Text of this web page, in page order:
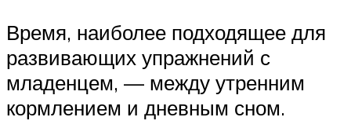
Время, наиболее подходящее для
развивающих упражнений с
младенцем, — между утренним
кормлением и дневным сном.